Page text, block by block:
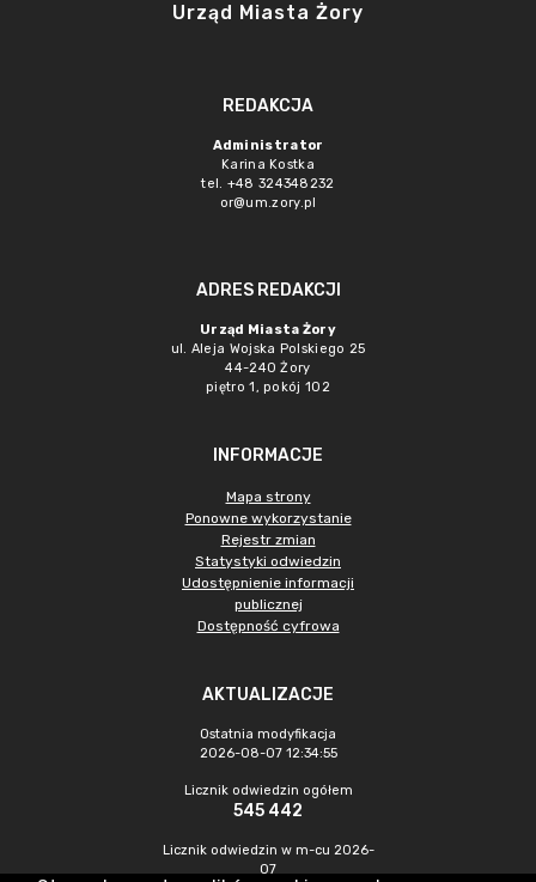
Urząd Miasta Żory
REDAKCJA
Administrator
Karina Kostka
tel. +48 324348232
or@um.zory.pl
ADRES REDAKCJI
Urząd Miasta Żory
ul. Aleja Wojska Polskiego 25
44-240 Żory
piętro 1, pokój 102
INFORMACJE
Mapa strony
Ponowne wykorzystanie
Rejestr zmian
Statystyki odwiedzin
Udostępnienie informacji
publicznej
Dostępność cyfrowa
AKTUALIZACJE
Ostatnia modyfikacja
2026-08-07 12:34:55
Licznik odwiedzin ogółem
545 442
Licznik odwiedzin w m-cu 2026-
07